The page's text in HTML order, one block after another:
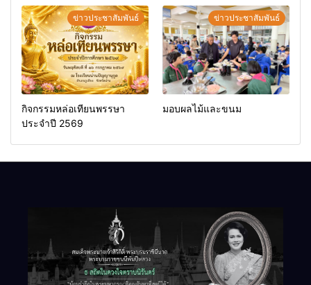
ข่าวประชาสัมพันธ์
กิจกรรมหล่อเทียนพรรษา
ประจำปี 2569
ข่าวประชาสัมพันธ์
มอบผลไม้และขนม